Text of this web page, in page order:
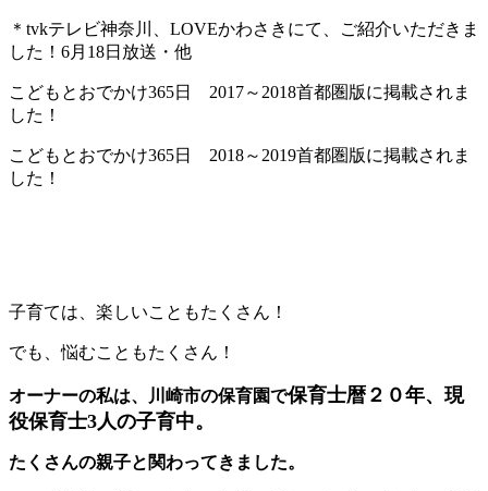
＊tvkテレビ神奈川、LOVEかわさきにて、ご紹介いただきま
した！6月18日放送・他
こどもとおでかけ365日 2017～2018首都圏版に掲載されま
した！
こどもとおでかけ365日 2018～2019首都圏版に掲載されま
した！
子育ては、楽しいこともたくさん！
でも、悩むこともたくさん！
オーナーの私は、川崎市の保育園で保育士暦２０年、現
役保育士3人の子育中。
たくさんの親子と関わってきました。